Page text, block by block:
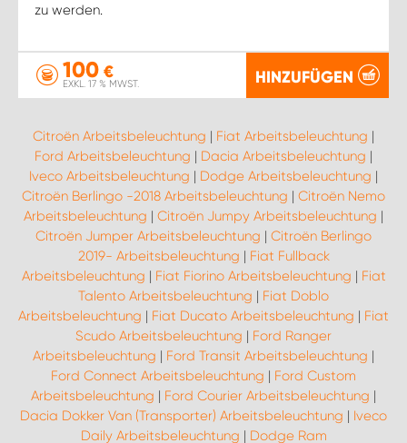
zu werden.
100 €
EXKL. 17 % MWST. HINZUFÜGEN
Citroën Arbeitsbeleuchtung | Fiat Arbeitsbeleuchtung |
Ford Arbeitsbeleuchtung | Dacia Arbeitsbeleuchtung |
Iveco Arbeitsbeleuchtung | Dodge Arbeitsbeleuchtung |
Citroën Berlingo -2018 Arbeitsbeleuchtung | Citroën Nemo
Arbeitsbeleuchtung | Citroën Jumpy Arbeitsbeleuchtung |
Citroën Jumper Arbeitsbeleuchtung | Citroën Berlingo
2019- Arbeitsbeleuchtung | Fiat Fullback
Arbeitsbeleuchtung | Fiat Fiorino Arbeitsbeleuchtung | Fiat
Talento Arbeitsbeleuchtung | Fiat Doblo
Arbeitsbeleuchtung | Fiat Ducato Arbeitsbeleuchtung | Fiat
Scudo Arbeitsbeleuchtung | Ford Ranger
Arbeitsbeleuchtung | Ford Transit Arbeitsbeleuchtung |
Ford Connect Arbeitsbeleuchtung | Ford Custom
Arbeitsbeleuchtung | Ford Courier Arbeitsbeleuchtung |
Dacia Dokker Van (Transporter) Arbeitsbeleuchtung | Iveco
Daily Arbeitsbeleuchtung | Dodge Ram